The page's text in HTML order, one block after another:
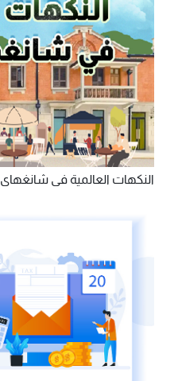
النكهات العالمية في شانغهاي 2026